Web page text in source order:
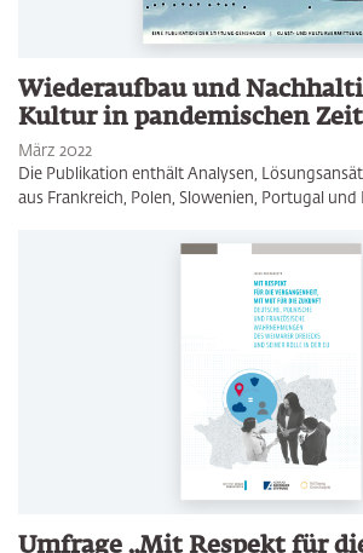
Wiederaufbau und
Kultur in pandemischen
März 2022
Die Publikation enthält Analysen,
aus Frankreich, Polen, Slowenien, Portugal
Umfrage „Mit Respekt für